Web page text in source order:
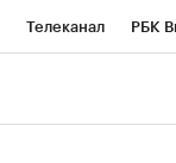
Телеканал РБК